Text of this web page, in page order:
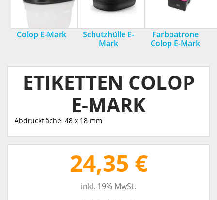
Colop E-Mark
Schutzhülle E-
Mark
Farbpatrone
Colop E-Mark
ETIKETTEN COLOP
E-MARK
Abdruckfläche: 48 x 18 mm
24,35 €
inkl. 19% MwSt.